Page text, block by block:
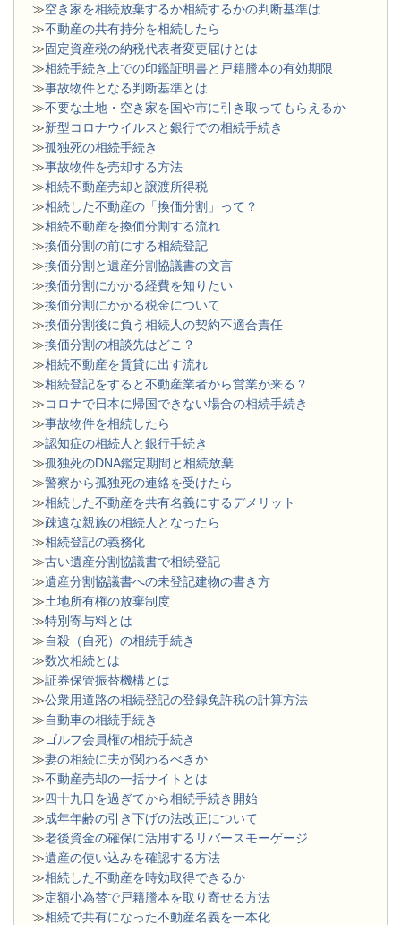
≫空き家を相続放棄するか相続するかの判断基準は
≫不動産の共有持分を相続したら
≫固定資産税の納税代表者変更届けとは
≫相続手続き上での印鑑証明書と戸籍謄本の有効期限
≫事故物件となる判断基準とは
≫不要な土地・空き家を国や市に引き取ってもらえるか
≫新型コロナウイルスと銀行での相続手続き
≫孤独死の相続手続き
≫事故物件を売却する方法
≫相続不動産売却と譲渡所得税
≫相続した不動産の「換価分割」って？
≫相続不動産を換価分割する流れ
≫換価分割の前にする相続登記
≫換価分割と遺産分割協議書の文言
≫換価分割にかかる経費を知りたい
≫換価分割にかかる税金について
≫換価分割後に負う相続人の契約不適合責任
≫換価分割の相談先はどこ？
≫相続不動産を賃貸に出す流れ
≫相続登記をすると不動産業者から営業が来る？
≫コロナで日本に帰国できない場合の相続手続き
≫事故物件を相続したら
≫認知症の相続人と銀行手続き
≫孤独死のDNA鑑定期間と相続放棄
≫警察から孤独死の連絡を受けたら
≫相続した不動産を共有名義にするデメリット
≫疎遠な親族の相続人となったら
≫相続登記の義務化
≫古い遺産分割協議書で相続登記
≫遺産分割協議書への未登記建物の書き方
≫土地所有権の放棄制度
≫特別寄与料とは
≫自殺（自死）の相続手続き
≫数次相続とは
≫証券保管振替機構とは
≫公衆用道路の相続登記の登録免許税の計算方法
≫自動車の相続手続き
≫ゴルフ会員権の相続手続き
≫妻の相続に夫が関わるべきか
≫不動産売却の一括サイトとは
≫四十九日を過ぎてから相続手続き開始
≫成年年齢の引き下げの法改正について
≫老後資金の確保に活用するリバースモーゲージ
≫遺産の使い込みを確認する方法
≫相続した不動産を時効取得できるか
≫定額小為替で戸籍謄本を取り寄せる方法
≫相続で共有になった不動産名義を一本化